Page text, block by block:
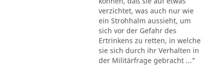
verzichtet, was auch nur wie
ein Strohhalm aussieht, um
sich vor der Gefahr des
Ertrinkens zu retten, in welche
sie sich durch ihr Verhalten in
der Militärfrage gebracht ..."